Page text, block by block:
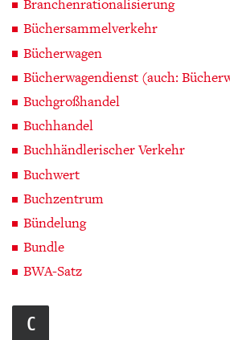
Branchenrationalisierung
Büchersammelverkehr
Bücherwagen
Bücherwagendienst (auch:
Buchgroßhandel
Buchhandel
Buchhändlerischer Verkehr
Buchwert
Buchzentrum
Bündelung
Bundle
BWA-Satz
C